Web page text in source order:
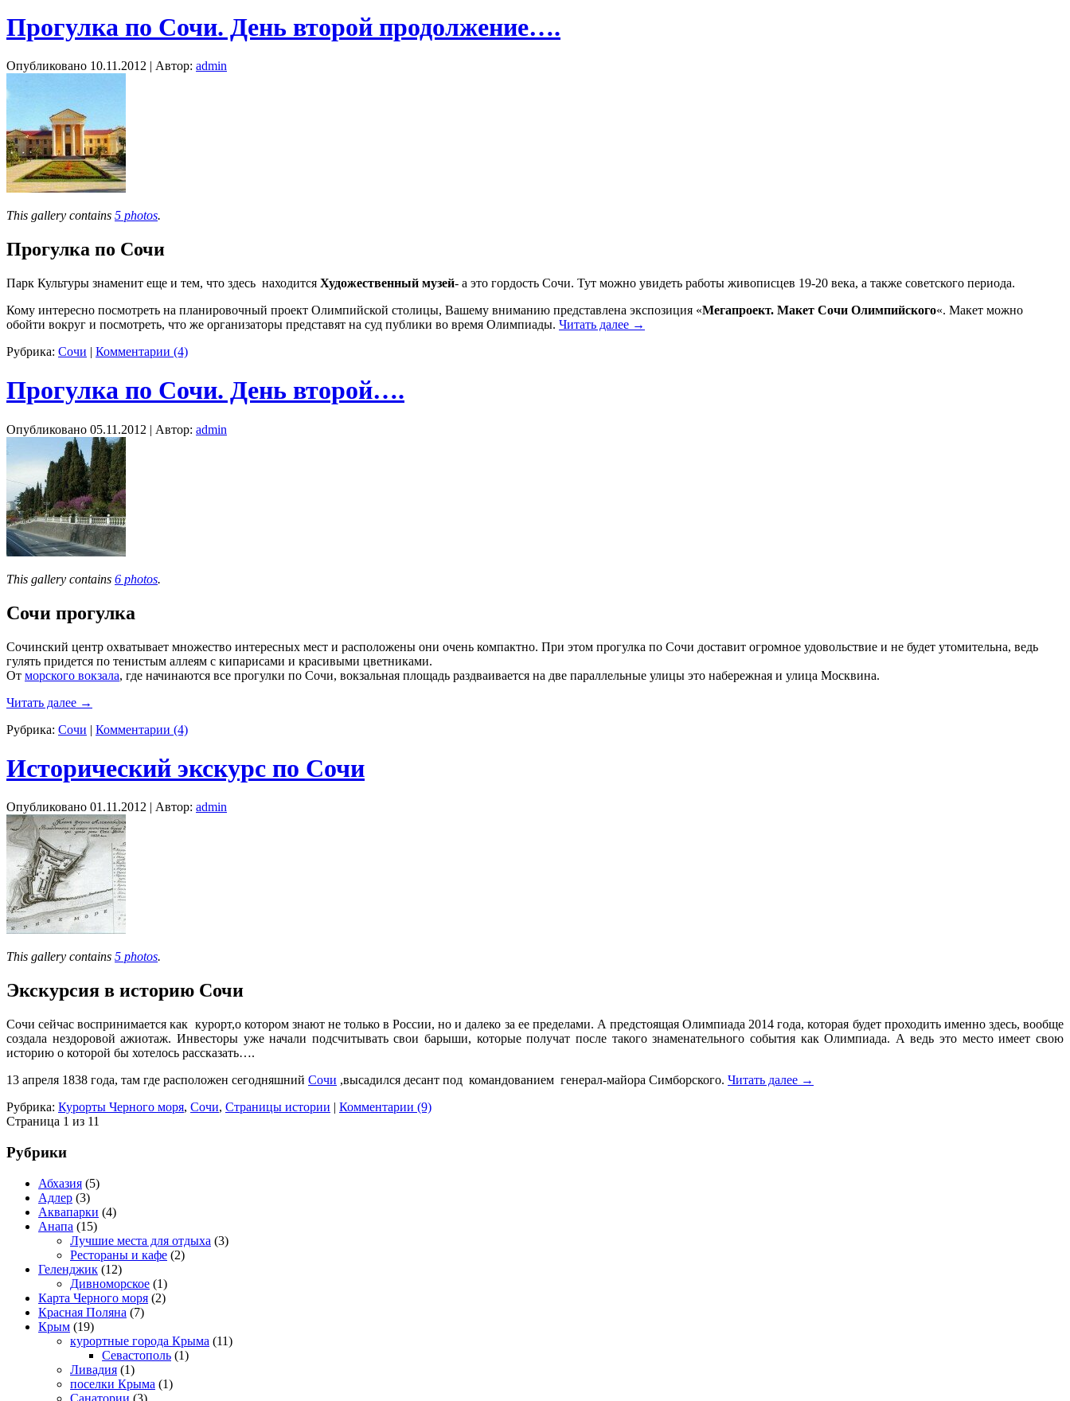
Прогулка по Сочи. День второй продолжение….
Опубликовано 10.11.2012 | Автор: admin
This gallery contains 5 photos.
Прогулка по Сочи
Парк Культуры знаменит еще и тем, что здесь находится Художественный музей- а это гордость Сочи. Тут можно увидеть работы живописцев 19-20 века, а также советского периода.
Кому интересно посмотреть на планировочный проект Олимпийской столицы, Вашему вниманию представлена экспозиция «Мегапроект. Макет Сочи Олимпийского«. Макет можно
обойти вокруг и посмотреть, что же организаторы представят на суд публики во время Олимпиады. Читать далее →
Рубрика: Сочи | Комментарии (4)
Прогулка по Сочи. День второй….
Опубликовано 05.11.2012 | Автор: admin
This gallery contains 6 photos.
Сочи прогулка
Сочинский центр охватывает множество интересных мест и расположены они очень компактно. При этом прогулка по Сочи доставит огромное удовольствие и не будет утомительна, ведь
гулять придется по тенистым аллеям с кипарисами и красивыми цветниками.
От морского вокзала, где начинаются все прогулки по Сочи, вокзальная площадь раздваивается на две параллельные улицы это набережная и улица Москвина.
Читать далее →
Рубрика: Сочи | Комментарии (4)
Исторический экскурс по Сочи
Опубликовано 01.11.2012 | Автор: admin
This gallery contains 5 photos.
Экскурсия в историю Сочи
Сочи сейчас воспринимается как курорт,о котором знают не только в России, но и далеко за ее пределами. А предстоящая Олимпиада 2014 года, которая будет проходить именно здесь, вообще
создала нездоровой ажиотаж. Инвесторы уже начали подсчитывать свои барыши, которые получат после такого знаменательного события как Олимпиада. А ведь это место имеет свою
историю о которой бы хотелось рассказать….
13 апреля 1838 года, там где расположен сегодняшний Сочи ,высадился десант под командованием генерал-майора Симборского. Читать далее →
Рубрика: Курорты Черного моря, Сочи, Страницы истории | Комментарии (9)
Страница 1 из 11
Рубрики
Абхазия (5)
Адлер (3)
Аквапарки (4)
Анапа (15)
Лучшие места для отдыха (3)
Рестораны и кафе (2)
Геленджик (12)
Дивноморское (1)
Карта Черного моря (2)
Красная Поляна (7)
Крым (19)
курортные города Крыма (11)
Севастополь (1)
Ливадия (1)
поселки Крыма (1)
Санатории (3)